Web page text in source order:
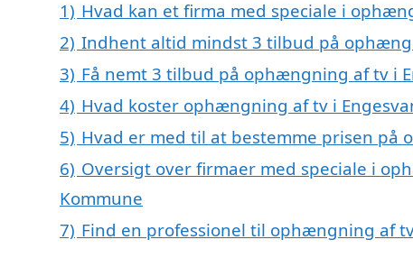
1) Hvad kan et firma med speciale i
2) Indhent altid mindst 3 tilbud på
3) Få nemt 3 tilbud på ophængning af tv i
4) Hvad koster ophængning af tv i
5) Hvad er med til at bestemme prisen på
6) Oversigt over firmaer med speciale i
Kommune
7) Find en professionel til ophængning af